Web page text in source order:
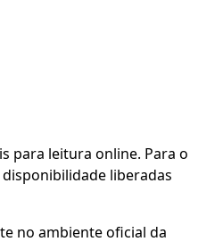
para leitura online. Para o
liberadas
no ambiente oficial da